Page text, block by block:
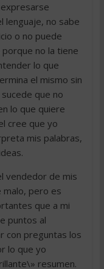
lenguaje, no sabe
o no puede
no la tiene
lo que
el mismo sin
que no
lo que quiere
cree que yo
mis palabras,
vendedor de mis
malo, pero es
que a mi
puntos al
con preguntas los
lo que yo
resumen.